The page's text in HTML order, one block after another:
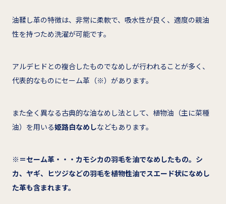
油鞣し革の特徴は、非常に柔軟で、吸水性が良く、適度の親油
性を持つため洗濯が可能です。
アルデヒドとの複合したものでなめしが行われることが多く、
代表的なものにセーム革（※）があります。
また全く異なる古典的な油なめし法として、植物油（主に菜種
油）を用いる姫路白なめしなどもあります。
※＝セーム革・・・カモシカの羽毛を油でなめしたもの。シ
カ、ヤギ、ヒツジなどの羽毛を植物性油でスエード状になめし
た革も含まれます。